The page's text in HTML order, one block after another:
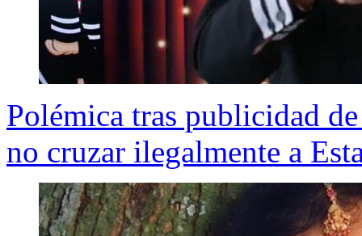
Polémica tras publicidad
no cruzar ilegalmente a